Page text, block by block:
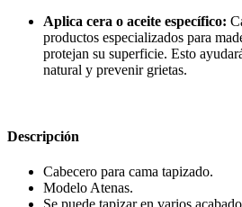
Aplica cera o aceite específico:
productos especializados para
protejan su superficie. Esto
natural y prevenir grietas.
Descripción
Cabecero para cama tapizado.
Modelo Atenas.
Se puede tapizar en varios